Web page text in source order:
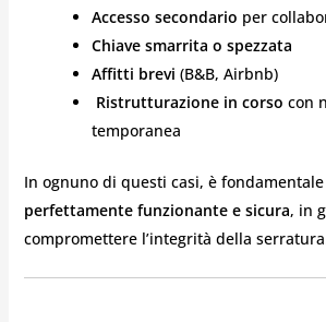
Accesso secondario per
Chiave smarrita o spezzata
Affitti brevi (B&B, Airbnb)
Ristrutturazione in corso con
temporanea
In ognuno di questi casi, è
perfettamente funzionante e sicura, in
compromettere l’integrità della